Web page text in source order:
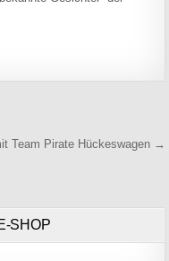
Team Pirate Hückeswagen →
SHOP